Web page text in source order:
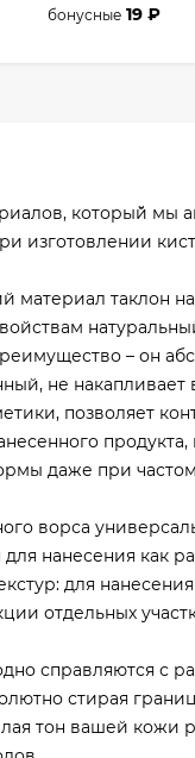
бонусные 19 ₽
который̆ мы
изготовлении
материал таклон
– он
не накапливает
позволяет
продукта,
даже при
ворса
нанесения как
для
отдельных
справляются с
стирая
тон вашей кожи